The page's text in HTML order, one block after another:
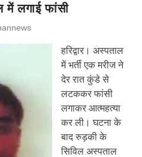
में लगाई फांसी
हरिद्वार। अस्पताल
में भर्ती एक मरीज ने
देर रात कुंडे से
लटककर फांसी
लगाकर आत्महत्या
कर ली। घटना के
बाद रुड़की के
सिविल अस्पताल